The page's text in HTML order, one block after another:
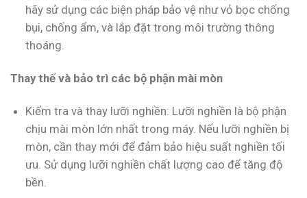
hãy sử dụng các biện pháp bảo vệ như vỏ bọc chống
bụi, chống ẩm, và lắp đặt trong môi trường thông
thoáng.
Thay thế và bảo trì các bộ phận mài mòn
Kiểm tra và thay lưỡi nghiền: Lưỡi nghiền là bộ phận
chịu mài mòn lớn nhất trong máy. Nếu lưỡi nghiền bị
mòn, cần thay mới để đảm bảo hiệu suất nghiền tối
ưu. Sử dụng lưỡi nghiền chất lượng cao để tăng độ
bền.